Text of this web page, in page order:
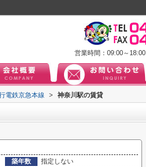
営業時間：09:00～18:00
電鉄京急本線 > 神奈川駅の賃貸
築年数
指定しない